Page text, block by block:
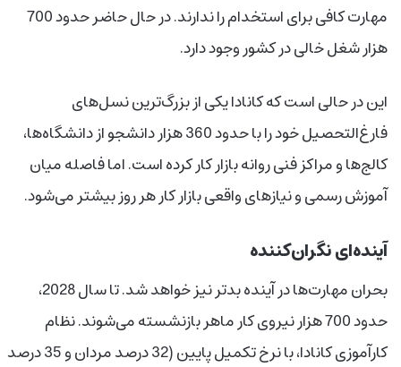
مهارت کافی برای استخدام را ندارند. در حال حاضر حدود 700
هزار شغل خالی در کشور وجود دارد.
این در حالی است که کانادا یکی از بزرگ‌ترین نسل‌های
فارغ‌التحصیل خود را با حدود 360 هزار دانشجو از دانشگاه‌ها،
کالج‌ها و مراکز فنی روانه بازار کار کرده است. اما فاصله میان
آموزش رسمی و نیازهای واقعی بازار کار هر روز بیشتر می‌شود.
آینده‌ای نگران‌کننده
بحران مهارت‌ها در آینده بدتر نیز خواهد شد. تا سال 2028،
حدود 700 هزار نیروی کار ماهر بازنشسته می‌شوند. نظام
کارآموزی کانادا، با نرخ تکمیل پایین (32 درصد مردان و 35 درصد